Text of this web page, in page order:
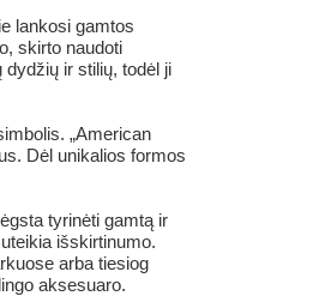
lankosi gamtos
skirto naudoti
ir stilių, todėl ji
„American
Dėl unikalios formos
tyrinėti gamtą ir
išskirtinumo.
arba tiesiog
aksesuaro.